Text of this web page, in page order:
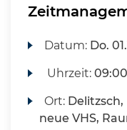
Datum: Do.
Uhrzeit:
Ort: Delitzsch,
neue VHS,